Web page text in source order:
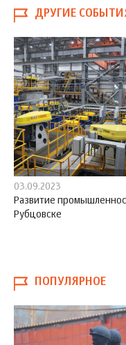
ДРУГИЕ
03.09.2023
Развитие
Рубцовске
ПОПУЛЯРНОЕ